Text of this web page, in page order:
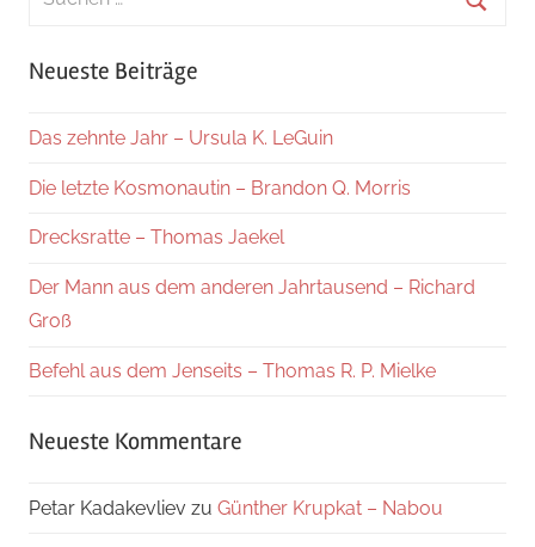
Neueste Beiträge
Das zehnte Jahr – Ursula K. LeGuin
Die letzte Kosmonautin – Brandon Q. Morris
Drecksratte – Thomas Jaekel
Der Mann aus dem anderen Jahrtausend – Richard
Groß
Befehl aus dem Jenseits – Thomas R. P. Mielke
Neueste Kommentare
Petar Kadakevliev zu Günther Krupkat – Nabou